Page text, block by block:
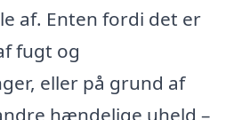
af. Enten fordi det er
fugt og
eller på grund af
hændelige uheld –